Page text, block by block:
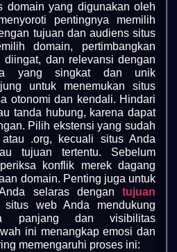
domain yang digunakan oleh
pentingnya memilih
tujuan dan audiens situs
domain, pertimbangkan
diingat, dan relevansi dengan
yang singkat dan unik
untuk menemukan situs
otonomi dan kendali. Hindari
tanda hubung, karena dapat
Pilih ekstensi yang sudah
.org, kecuali situs Anda
tujuan tertentu. Sebelum
konflik merek dagang
domain. Penting juga untuk
selaras dengan tujuan
web Anda mendukung
panjang dan visibilitas
ini menangkap emosi dan
memengaruhi proses ini: